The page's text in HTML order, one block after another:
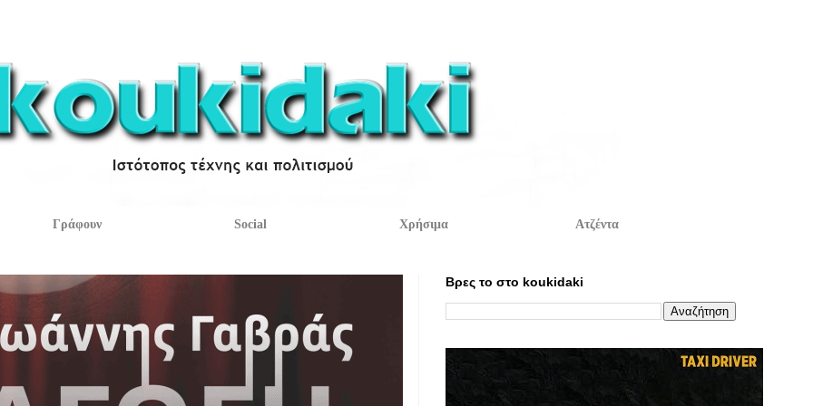
Γράφουν Social Χρήσιμα Ατζέντα
Βρες το στο koukidaki